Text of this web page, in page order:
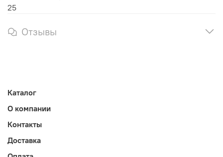
25
Отзывы
Каталог
О компании
Контакты
Доставка